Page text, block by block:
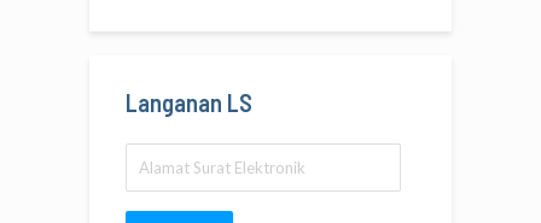
Langanan LS
Surat
Elektronik